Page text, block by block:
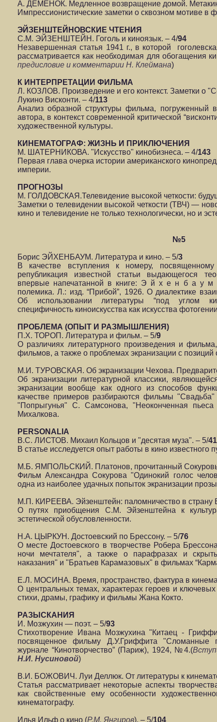
А. ДЕМЕНОК. Медленное возвращение домой.
Импрессионистические заметки о сквозном мотиве в
ЭЙЗЕНШТЕЙНОВСКИЕ ЧТЕНИЯ
С.М. ЭЙЗЕНШТЕЙН. Гоголь и киноязык. – 4/94
Незавершенная статья 1941 г., в которой
рассматривается как необходимая для обогащения
предисловие и комментарии Н. Клеймана)
К ИНТЕРПРЕТАЦИИ ФИЛЬМА
Л. КОЗЛОВ. Произведение и его контекст. Заметки о
Лукино Висконти. – 4/113
Анализ образной структуры фильма, погруженный
автора, в контекст современной критической
художественной культуры.
КИНЕМАТОГРАФ: ЖИЗНЬ И ПРИКЛЮЧЕНИЯ
М. ШАТЕРНИКОВА. "Искусство" кинобизнеса. – 4/143
Первая глава очерка истории американского
империи.
ПРОГНОЗЫ
М. ГОЛДОВСКАЯ.Телевидение высокой четкости:
Заметки о телевидении высокой четкости (ТВЧ) —
кино и телевидение не только технологически, но и
№5
Борис ЭЙХЕНБАУМ. Литература и кино. – 5/3
В качестве вступления к номеру,
републикация известной статьи выдающегося
впервые напечатанной в книге: Э й х е н б а у м
полемика. Л.: изд. “Прибой”, 1926. О диалектике
Об использовании литературы “под углом
специфичность киноискусства как искусства
ПРОБЛЕМА (ОПЫТ И РАЗМЫШЛЕНИЯ)
П.Х. ТОРОП. Литература и фильм. – 5/9
О различиях литературного произведения и
фильмов, а также о проблемах экранизации с позиций
М.И. ТУРОВСКАЯ. Об экранизации Чехова.
Об экранизации литературной классики,
экранизации вообще как одного из способов
качестве примеров разбираются фильмы
"Попрыгунья" С. Самсонова, "Неоконченная
Михалкова.
PERSONALIA
В.С. ЛИСТОВ. Михаил Кольцов и "десятая муза". – 5/41
В статье исследуется опыт работы в кино известного
М.Б. ЯМПОЛЬСКИЙ. Платонов, прочитанный
Фильм Александра Сокурова "Одинокий голос
одна из наиболее удачных попыток экранизации
М.П. КИРЕЕВА. Эйзенштейн: паломничество в страну
О путях приобщения С.М. Эйзенштейна к
эстетической обусловленности.
Н.А. ЦЫРКУН. Достоевский по Брессону. – 5/76
О месте Достоевского в творчестве Робера
ночи мечтателя", а также о парафразах и
наказания" и "Братьев Карамазовых" в фильмах
Е.Л. МОСИНА. Время, пространство, фактура в
О центральных темах, характерах героев и
стихи, драмы, графику и фильмы Жана Кокто.
РАЗЫСКАНИЯ
И. Мозжухин — поэт. – 5/93
Стихотворение Ивана Мозжухина "Китаец -
посвященное фильму Д.У.Гриффита "Сломанные
журнале “Кинотворчество” (Париж), 1924, №4.(
Н.И. Нусиновой)
В.И. БОЖОВИЧ. Луи Деллюк. От литературы к
Статья рассматривает некоторые аспекты
как свойственные ему особенности
кинематографу.
Илья Ильф о кино (Р.М. Янгиров). – 5/104